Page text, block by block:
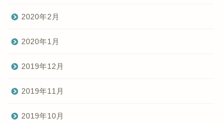
2020年2月
2020年1月
2019年12月
2019年11月
2019年10月